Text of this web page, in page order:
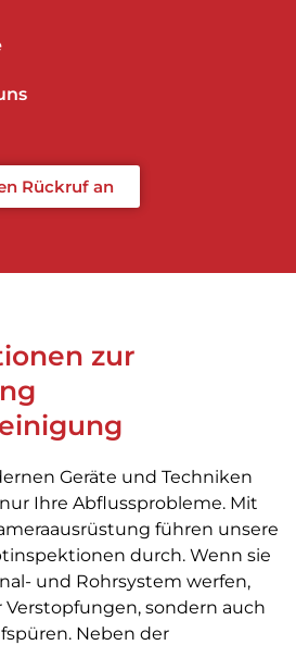
Rückruf an
zur
Geräte und Techniken
Ihre Abflussprobleme. Mit
führen unsere
durch. Wenn sie
und Rohrsystem werfen,
sondern auch
Neben der